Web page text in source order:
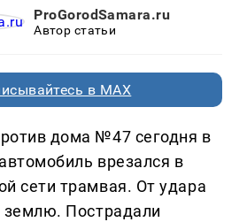
ProGorodSamara.ru
Автор статьи
в MAX
дома №47 сегодня в
врезался в
сети трамвая. От удара
землю. Пострадали